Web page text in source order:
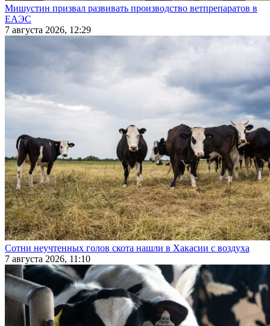
Мишустин призвал развивать производство ветпрепаратов в
ЕАЭС
7 августа 2026, 12:29
Сотни неучтенных голов скота нашли в Хакасии с воздуха
7 августа 2026, 11:10